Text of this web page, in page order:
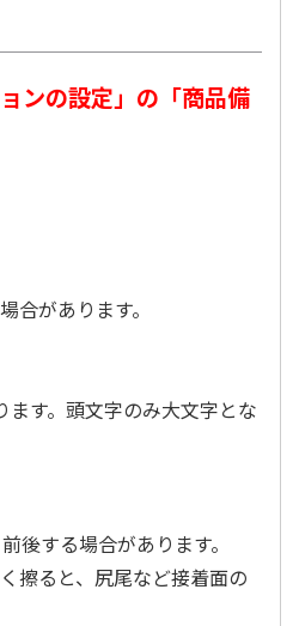
奇妙な冒険 黄金の
風』CITY POP …
ンの設定」の「商品備
があります。
す。頭文字のみ大文字とな
後する場合があります。
擦ると、尻尾など接着面の